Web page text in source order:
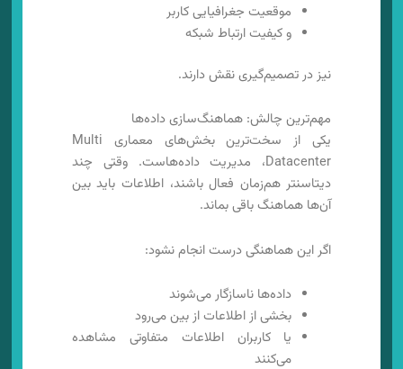
موقعیت جغرافیایی کاربر
و کیفیت ارتباط شبکه
نیز در تصمیم‌گیری نقش دارند.
مهم‌ترین چالش: هماهنگ‌سازی داده‌ها
یکی از سخت‌ترین بخش‌های معماری Multi
Datacenter، مدیریت داده‌هاست. وقتی چند
دیتاسنتر هم‌زمان فعال باشند، اطلاعات باید بین
آن‌ها هماهنگ باقی بماند.
اگر این هماهنگی درست انجام نشود:
داده‌ها ناسازگار می‌شوند
بخشی از اطلاعات از بین می‌رود
یا کاربران اطلاعات متفاوتی مشاهده
می‌کنند